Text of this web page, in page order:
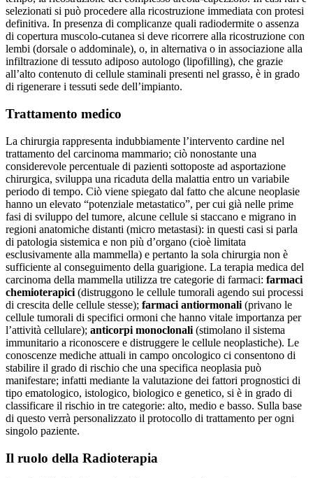
selezionati si può procedere alla ricostruzione immediata con protesi
definitiva. In presenza di complicanze quali radiodermite o assenza
di copertura muscolo-cutanea si deve ricorrere alla ricostruzione con
lembi (dorsale o addominale), o, in alternativa o in associazione alla
infiltrazione di tessuto adiposo autologo (lipofilling), che grazie
all’alto contenuto di cellule staminali presenti nel grasso, è in grado
di rigenerare i tessuti sede dell’impianto.
Trattamento medico
La chirurgia rappresenta indubbiamente l’intervento cardine nel
trattamento del carcinoma mammario; ciò nonostante una
considerevole percentuale di pazienti sottoposte ad asportazione
chirurgica, sviluppa una ricaduta della malattia entro un variabile
periodo di tempo. Ciò viene spiegato dal fatto che alcune neoplasie
hanno un elevato “potenziale metastatico”, per cui già nelle prime
fasi di sviluppo del tumore, alcune cellule si staccano e migrano in
regioni anatomiche distanti (micro metastasi): in questi casi si parla
di patologia sistemica e non più d’organo (cioè limitata
esclusivamente alla mammella) e pertanto la sola chirurgia non è
sufficiente al conseguimento della guarigione. La terapia medica del
carcinoma della mammella utilizza tre categorie di farmaci: farmaci
chemioterapici (distruggono le cellule tumorali agendo sui processi
di crescita delle cellule stesse); farmaci antiormonali (privano le
cellule tumorali di specifici ormoni che hanno vitale importanza per
l’attività cellulare); anticorpi monoclonali (stimolano il sistema
immunitario a riconoscere e distruggere le cellule neoplastiche). Le
conoscenze mediche attuali in campo oncologico ci consentono di
stabilire il grado di rischio che una specifica neoplasia può
manifestare; infatti mediante la valutazione dei fattori prognostici di
tipo ematologico, istologico, biologico e genetico, si è in grado di
classificare il rischio in tre categorie: alto, medio e basso. Sulla base
di questo verrà personalizzato il protocollo di trattamento per ogni
singolo paziente.
Il ruolo della Radioterapia